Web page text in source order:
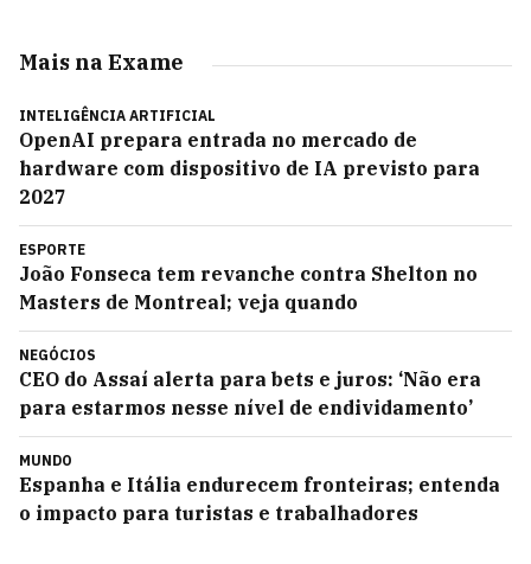
Mais na Exame
INTELIGÊNCIA ARTIFICIAL
OpenAI prepara entrada no mercado de
hardware com dispositivo de IA previsto para
2027
ESPORTE
João Fonseca tem revanche contra Shelton no
Masters de Montreal; veja quando
NEGÓCIOS
CEO do Assaí alerta para bets e juros: ‘Não era
para estarmos nesse nível de endividamento’
MUNDO
Espanha e Itália endurecem fronteiras; entenda
o impacto para turistas e trabalhadores